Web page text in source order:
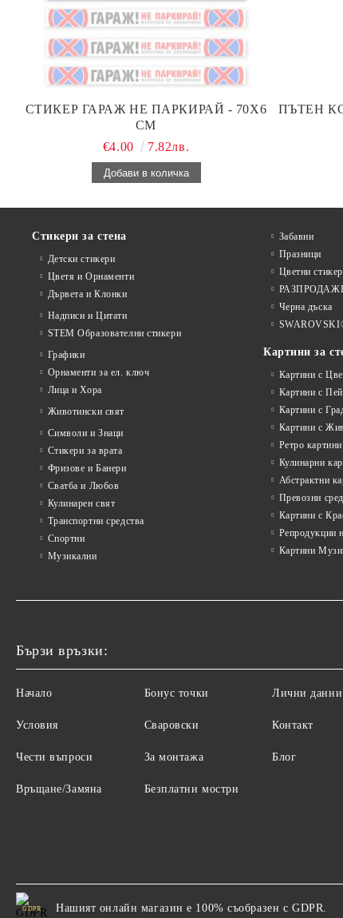
СТИКЕР ГАРАЖ НЕ ПАРКИРАЙ - 70Х6
СМ
€4.00
7.82лв.
ПЪТЕН
Стикери за стена
Детски стикери
Цветя и Орнаменти
Дървета и Клонки
Надписи и Цитати
STEM Образователни стикери
Графики
Орнаменти за ел. ключ
Лица и Хора
Животински свят
Символи и Знаци
Стикери за врата
Фризове и Банери
Сватба и Любов
Кулинарен свят
Транспортни средства
Спортни
Музикални
Забавни
Празници
Цветни
Черна дъска
Картини за
Картини с
Картини с
Картини с
Картини с
Ретро картини
Кулинарни
Абстрактни
Превозни
Картини с
Репродукции
Картини
Бързи връзки:
Начало
Условия
Чести въпроси
Връщане/Замяна
Бонус точки
Сваровски
За монтажа
Безплатни мостри
Лични данни
Контакт
Блог
GDPR Нашият онлайн магазин е 100% съобразен с GDPR.